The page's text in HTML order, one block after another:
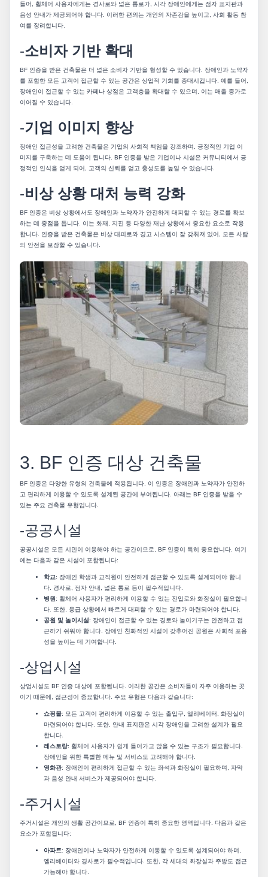
들어, 휠체어 사용자에게는 경사로와 넓은 통로가, 시각 장애인에게는 점자 표지판과
음성 안내가 제공되어야 합니다. 이러한 편의는 개인의 자존감을 높이고, 사회 활동 참
여를 장려합니다.
-소비자 기반 확대
BF 인증을 받은 건축물은 더 넓은 소비자 기반을 형성할 수 있습니다. 장애인과 노약자
를 포함한 모든 고객이 접근할 수 있는 공간은 상업적 기회를 증대시킵니다. 예를 들어,
장애인이 접근할 수 있는 카페나 상점은 고객층을 확대할 수 있으며, 이는 매출 증가로
이어질 수 있습니다.
-기업 이미지 향상
장애인 접근성을 고려한 건축물은 기업의 사회적 책임을 강조하며, 긍정적인 기업 이
미지를 구축하는 데 도움이 됩니다. BF 인증을 받은 기업이나 시설은 커뮤니티에서 긍
정적인 인식을 얻게 되어, 고객의 신뢰를 얻고 충성도를 높일 수 있습니다.
-비상 상황 대처 능력 강화
BF 인증은 비상 상황에서도 장애인과 노약자가 안전하게 대피할 수 있는 경로를 확보
하는 데 중점을 둡니다. 이는 화재, 지진 등 다양한 재난 상황에서 중요한 요소로 작용
합니다. 인증을 받은 건축물은 비상 대피로와 경고 시스템이 잘 갖춰져 있어, 모든 사람
의 안전을 보장할 수 있습니다.
3. BF 인증 대상 건축물
BF 인증은 다양한 유형의 건축물에 적용됩니다. 이 인증은 장애인과 노약자가 안전하
고 편리하게 이용할 수 있도록 설계된 공간에 부여됩니다. 아래는 BF 인증을 받을 수
있는 주요 건축물 유형입니다.
-공공시설
공공시설은 모든 시민이 이용해야 하는 공간이므로, BF 인증이 특히 중요합니다. 여기
에는 다음과 같은 시설이 포함됩니다:
학교: 장애인 학생과 교직원이 안전하게 접근할 수 있도록 설계되어야 합니
다. 경사로, 점자 안내, 넓은 통로 등이 필수적입니다.
병원: 휠체어 사용자가 편리하게 이용할 수 있는 진입로와 화장실이 필요합니
다. 또한, 응급 상황에서 빠르게 대피할 수 있는 경로가 마련되어야 합니다.
공원 및 놀이시설: 장애인이 접근할 수 있는 경로와 놀이기구는 안전하고 접
근하기 쉬워야 합니다. 장애인 친화적인 시설이 갖추어진 공원은 사회적 포용
성을 높이는 데 기여합니다.
-상업시설
상업시설도 BF 인증 대상에 포함됩니다. 이러한 공간은 소비자들이 자주 이용하는 곳
이기 때문에, 접근성이 중요합니다. 주요 유형은 다음과 같습니다:
쇼핑몰: 모든 고객이 편리하게 이용할 수 있는 출입구, 엘리베이터, 화장실이
마련되어야 합니다. 또한, 안내 표지판은 시각 장애인을 고려한 설계가 필요
합니다.
레스토랑: 휠체어 사용자가 쉽게 들어가고 앉을 수 있는 구조가 필요합니다.
장애인을 위한 특별한 메뉴 및 서비스도 고려해야 합니다.
영화관: 장애인이 편리하게 접근할 수 있는 좌석과 화장실이 필요하며, 자막
과 음성 안내 서비스가 제공되어야 합니다.
-주거시설
주거시설은 개인의 생활 공간이므로, BF 인증이 특히 중요한 영역입니다. 다음과 같은
요소가 포함됩니다:
아파트: 장애인이나 노약자가 안전하게 이동할 수 있도록 설계되어야 하며,
엘리베이터와 경사로가 필수적입니다. 또한, 각 세대의 화장실과 주방도 접근
가능해야 합니다.